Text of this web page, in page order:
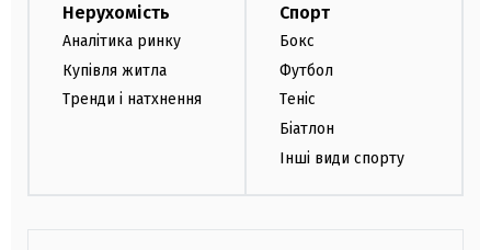
Нерухомість
Аналітика ринку
Купівля житла
Тренди і натхнення
Спорт
Бокс
Футбол
Теніс
Біатлон
Інші види спорту